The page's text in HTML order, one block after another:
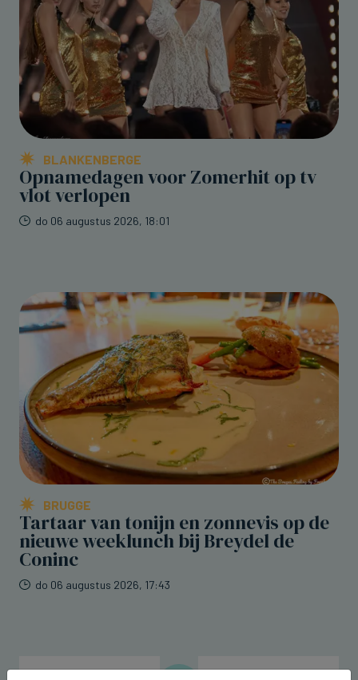
BLANKENBERGE
Opnamedagen voor Zomerhit op tv
vlot verlopen
do 06 augustus 2026, 18:01
BRUGGE
Tartaar van tonijn en zonnevis op de
nieuwe weeklunch bij Breydel de
Coninc
do 06 augustus 2026, 17:43